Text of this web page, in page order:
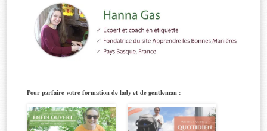
Pour parfaire votre formation de lady et de gentleman :